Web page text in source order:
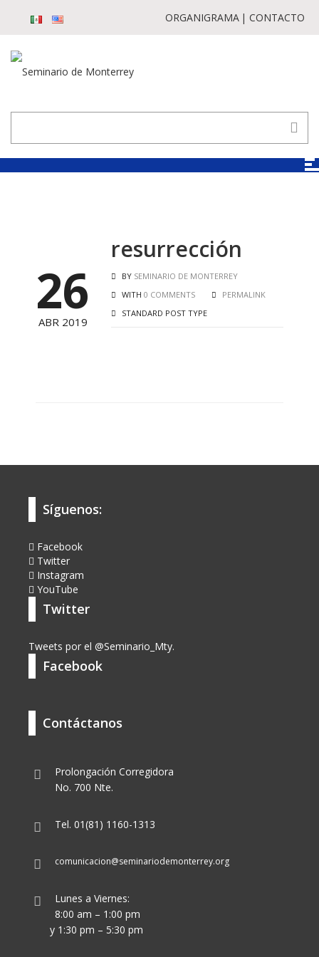
ORGANIGRAMA CONTACTO
26
ABR 2019
resurrección
BY SEMINARIO DE MONTERREY
WITH 0 COMMENTS
PERMALINK
STANDARD POST TYPE
Síguenos:
Facebook
Twitter
Instagram
YouTube
Twitter
Tweets por el @Seminario_Mty.
Facebook
Contáctanos
Prolongación Corregidora
No. 700 Nte.
Tel. 01(81) 1160-1313
comunicacion@seminariodemonterrey.org
Lunes a Viernes:
8:00 am – 1:00 pm
y 1:30 pm – 5:30 pm